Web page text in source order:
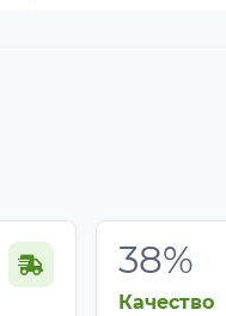
38%
Качество